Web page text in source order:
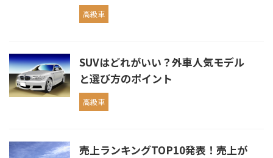
高級車
SUVはどれがいい？外車人気モデル
と選び方のポイント
高級車
売上ランキングTOP10発表！売上が